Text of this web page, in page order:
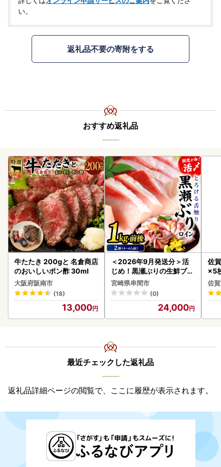
い。
返礼品不要の寄附をする
おすすめ返礼品
牛たたき 200gと 名倉商店
のおいしいポン酢 30ml
大阪府阪南市
(18)
13,000
＜2026年9月発送分＞活
じめ！黒瀬ぶりの生鮮ブリ
ロイン2節（1.0kg前後）_
K001-012-2609
宮崎県串間市
(0)
24,000
佐
×5
佐
最近チェックした返礼品
返礼品詳細ページの閲覧で、ここに履歴が表示されます。